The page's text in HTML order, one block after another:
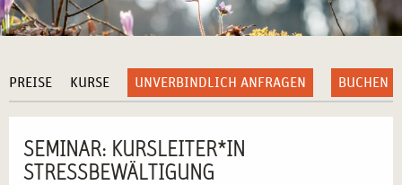
PREISE KURSE UNVERBINDLICH ANFRAGEN BUCHEN
SEMINAR: KURSLEITER*IN
STRESSBEWÄLTIGUNG